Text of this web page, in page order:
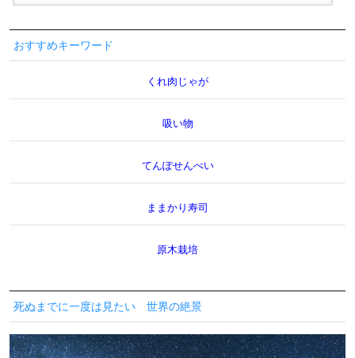
おすすめキーワード
くれ肉じゃが
吸い物
てんぽせんべい
ままかり寿司
原木栽培
死ぬまでに一度は見たい 世界の絶景